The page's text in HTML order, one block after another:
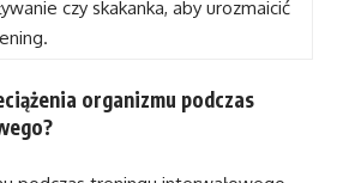
czy skakanka, aby urozmaicić
organizmu podczas